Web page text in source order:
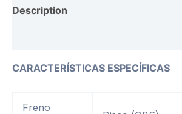
Description
CARACTERÍSTICAS ESPECÍFICAS
Freno